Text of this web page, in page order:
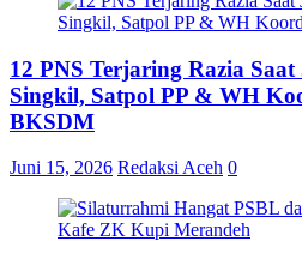
12 PNS Terjaring Razia
Singkil, Satpol PP & WH
BKSDM
Juni 15, 2026 Redaksi Aceh 0